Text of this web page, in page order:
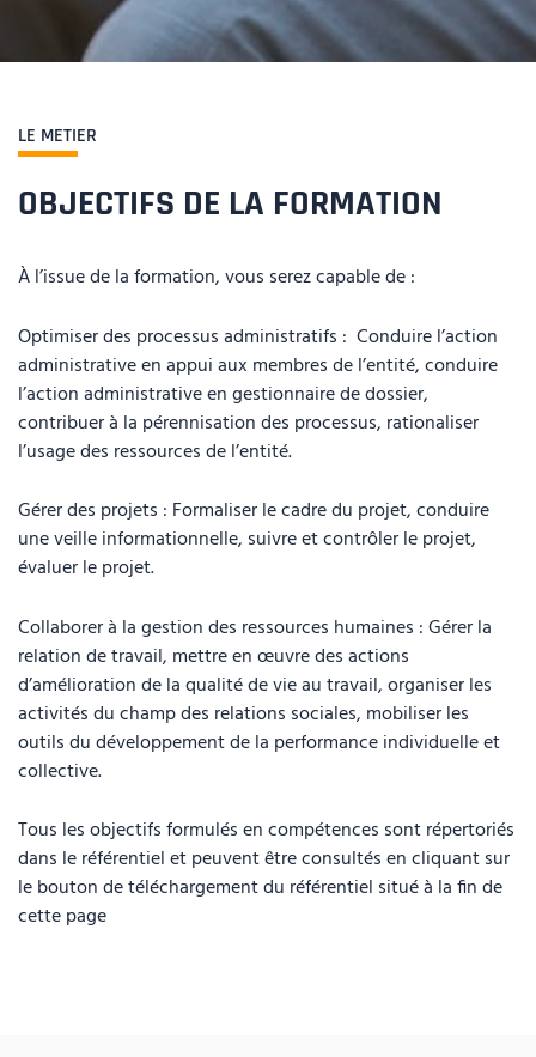
LE METIER
OBJECTIFS DE LA FORMATION
À l’issue de la formation, vous serez capable de :
Optimiser des processus administratifs : Conduire l’action
administrative en appui aux membres de l’entité, conduire
l’action administrative en gestionnaire de dossier,
contribuer à la pérennisation des processus, rationaliser
l’usage des ressources de l’entité.
Gérer des projets : Formaliser le cadre du projet, conduire
une veille informationnelle, suivre et contrôler le projet,
évaluer le projet.
Collaborer à la gestion des ressources humaines : Gérer la
relation de travail, mettre en œuvre des actions
d’amélioration de la qualité de vie au travail, organiser les
activités du champ des relations sociales, mobiliser les
outils du développement de la performance individuelle et
collective.
Tous les objectifs formulés en compétences sont répertoriés
dans le référentiel et peuvent être consultés en cliquant sur
le bouton de téléchargement du référentiel situé à la fin de
cette page